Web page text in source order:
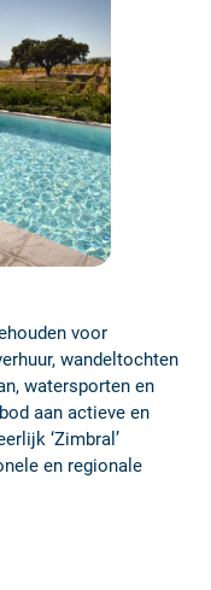
voor
wandeltochten
watersporten en
aan actieve en
‘Zimbral’
en regionale